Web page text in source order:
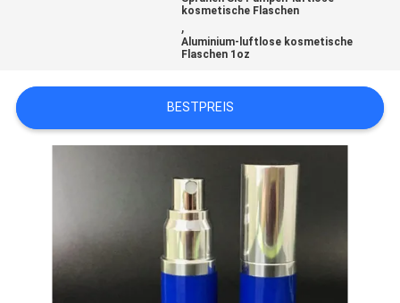
SIE
EIN
PRIVACY
kosmetische Flaschen
,
Aluminium-luftlose kosmetische
Flaschen 1oz
BESTPREIS